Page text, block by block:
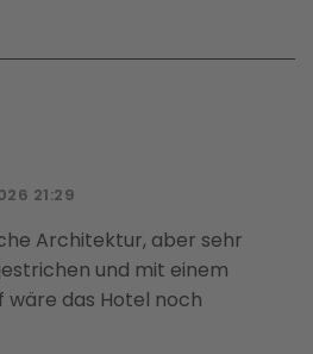
21:29
Architektur, aber sehr
und mit einem
wäre das Hotel noch